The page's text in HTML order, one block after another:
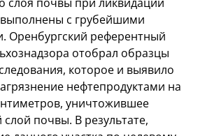
с грубейшими
Оренбургский референтный
отобрал образцы
которое и выявило
нефтепродуктами на
уничтожившее
почвы. В результате,